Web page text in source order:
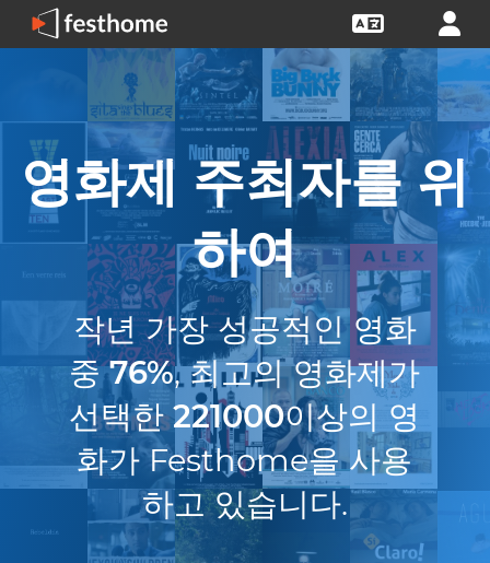
영화제 주최자를 위
하여
작년 가장 성공적인 영화
중76%, 최고의 영화제가
선택한221000이상의 영
화가 Festhome을 사용
하고 있습니다.